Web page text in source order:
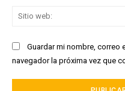
Guardar mi nombre, correo
navegador la próxima vez que